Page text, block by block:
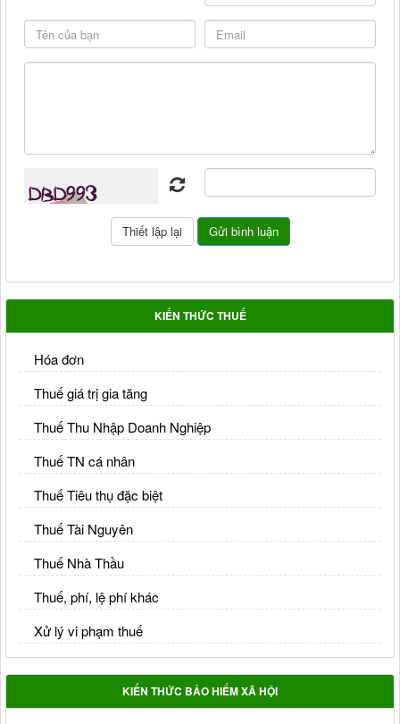
KIẾN THỨC THUẾ
Hóa đơn
Thuế giá trị gia tăng
Thuế Thu Nhập Doanh Nghiệp
Thuế TN cá nhân
Thuế Tiêu thụ đặc biệt
Thuế Tài Nguyên
Thuế Nhà Thầu
Thuế, phí, lệ phí khác
Xử lý vi phạm thuế
KIẾN THỨC BẢO HIỂM XÃ HỘI